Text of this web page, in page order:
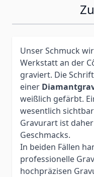
Unser Schmuck
Werkstatt an der
graviert. Die
einer
weißlich gefärbt.
wesentlich
Gravurart ist
Geschmacks.
In beiden Fällen
professionelle
hochpräzisen